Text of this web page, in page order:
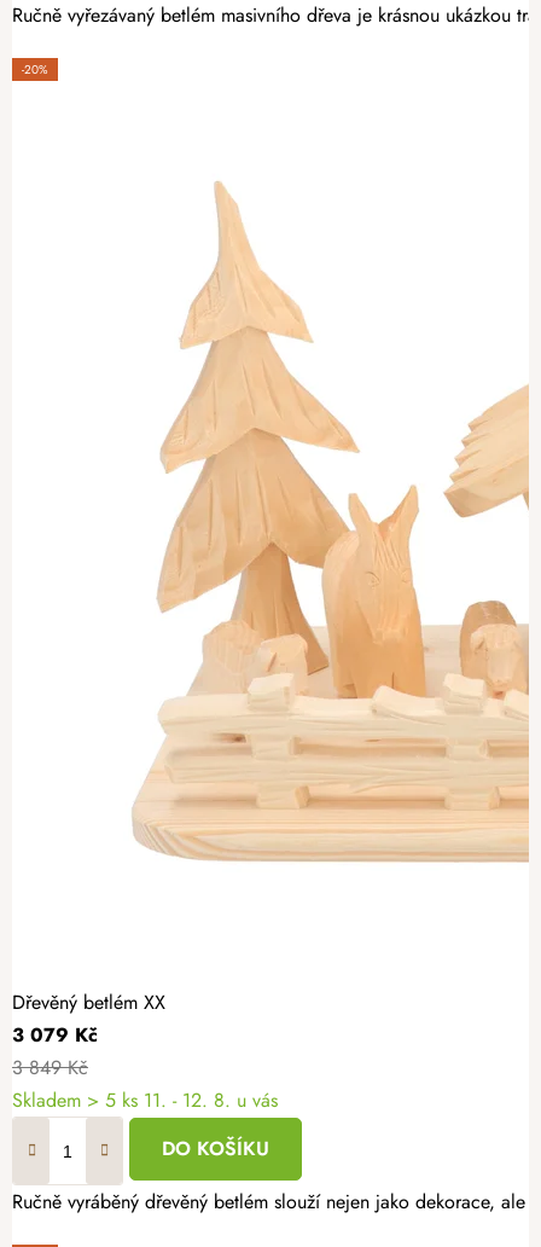
Ručně vyřezávaný betlém masivního dřeva je krásnou ukázkou
-20%
Dřevěný betlém XX
3 079 Kč
3 849 Kč
Skladem > 5 ks 11. - 12. 8. u vás
DO KOŠÍKU
Ručně vyráběný dřevěný betlém slouží nejen jako dekorace,